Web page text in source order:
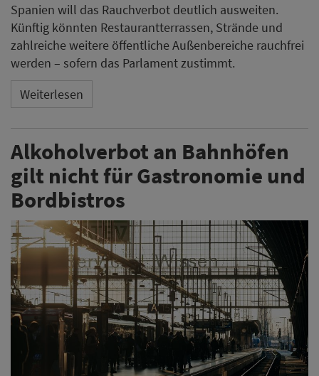
Spanien will das Rauchverbot deutlich ausweiten.
Künftig könnten Restaurantterrassen, Strände und
zahlreiche weitere öffentliche Außenbereiche rauchfrei
werden – sofern das Parlament zustimmt.
Weiterlesen
Alkoholverbot an Bahnhöfen
gilt nicht für Gastronomie und
Bordbistros